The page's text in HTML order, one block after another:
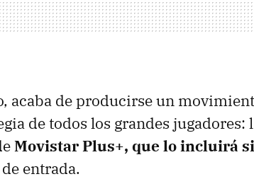
acaba de producirse un
de todos los grandes jugadores:
Movistar Plus+, que lo incluirá
entrada.